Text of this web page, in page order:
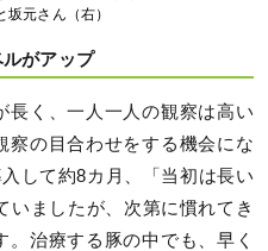
元さん（右）
がアップ
長く、一人一人の観察は高い
察の目合わせをする機会にな
して約8カ月、「当初は長い
いましたが、次第に慣れてき
治療する豚の中でも、早く